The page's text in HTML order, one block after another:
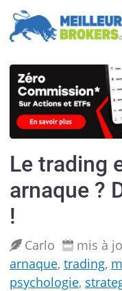
Le trading
arnaque ?
!
Carlo
mis à
arnaque, trading,
psychologie,